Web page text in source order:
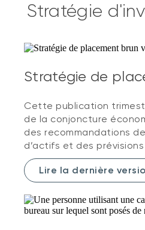
Stratégie
Stratégie de
Cette publication
de la conjoncture
des recommandations
d’actifs et des
Lire la dernière